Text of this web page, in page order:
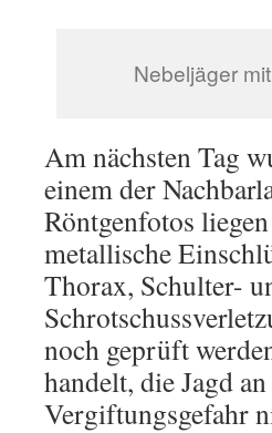
Nebeljäger
Am nächsten Tag
einem der
Röntgenfotos
metallische
Thorax, Schulter-
noch geprüft
handelt, die Jagd
Vergiftungsgefahr